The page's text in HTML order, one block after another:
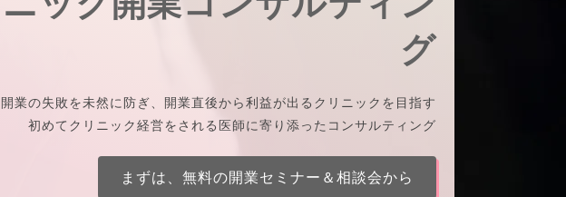
グ
業の失敗を未然に防ぎ、
開業直後から利益が出るクリニックを目指す
初めてクリニック経営をされる医師に寄り添ったコンサルティング
まずは、無料の開業セミナー＆相談会から